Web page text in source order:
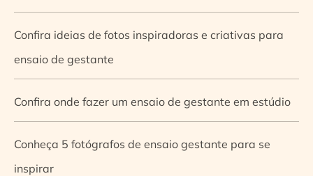
Confira ideias de fotos inspiradoras e criativas para
ensaio de gestante
Confira onde fazer um ensaio de gestante em estúdio
Conheça 5 fotógrafos de ensaio gestante para se
inspirar